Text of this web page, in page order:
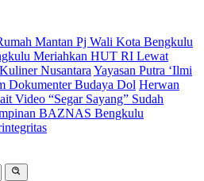
Mantan Pj Wali Kota Bengkulu
Meriahkan HUT RI Lewat
Nusantara Yayasan Putra ‘Ilmi
Dokumenter Budaya Dol Herwan
Video “Segar Sayang” Sudah
BAZNAS Bengkulu